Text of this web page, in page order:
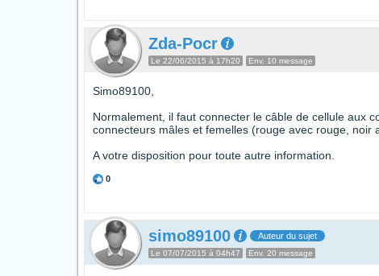
Zda-Pocr
Le 22/06/2015 à 17h20 Env. 10 message
Simo89100,
Normalement, il faut connecter le câble de cellule aux
connecteurs mâles et femelles (rouge avec rouge,
A votre disposition pour toute autre information.
0
simo89100 Auteur du sujet
Le 07/07/2015 à 04h47 Env. 20 message